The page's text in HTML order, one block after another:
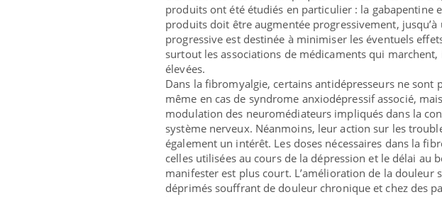
produits ont été étudiés en particulier : la gabapentine
produits doit être augmentée progressivement, jusqu’à
progressive est destinée à minimiser les éventuels
surtout les associations de médicaments qui
élevées.
Dans la fibromyalgie, certains antidépresseurs ne sont
même en cas de syndrome anxiodépressif associé,
modulation des neuromédiateurs impliqués dans la
système nerveux. Néanmoins, leur action sur les
également un intérêt. Les doses nécessaires dans la
celles utilisées au cours de la dépression et le délai au
manifester est plus court. L’amélioration de la douleur
déprimés souffrant de douleur chronique et chez des
Eczéma Chronique des Mains :
expliquer ma maladieYoutube
Il y a des sujets qui sont faciles à aborder...
d'autres non ! D'un côté, poser des questions
sur la maladie d'un proche c'est montrer ...
Youtube
Carence en fer :
prévenirYoutube
Fatigue, irritabilité, brouillard
même alopécie… Les
carence en fer sont multiples
...